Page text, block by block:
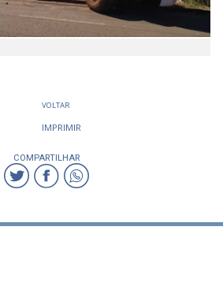
VOLTAR
IMPRIMIR
COMPARTILHAR